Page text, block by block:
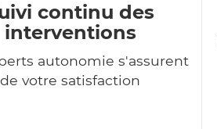
continu des
interventions
autonomie s'assurent
de votre satisfaction